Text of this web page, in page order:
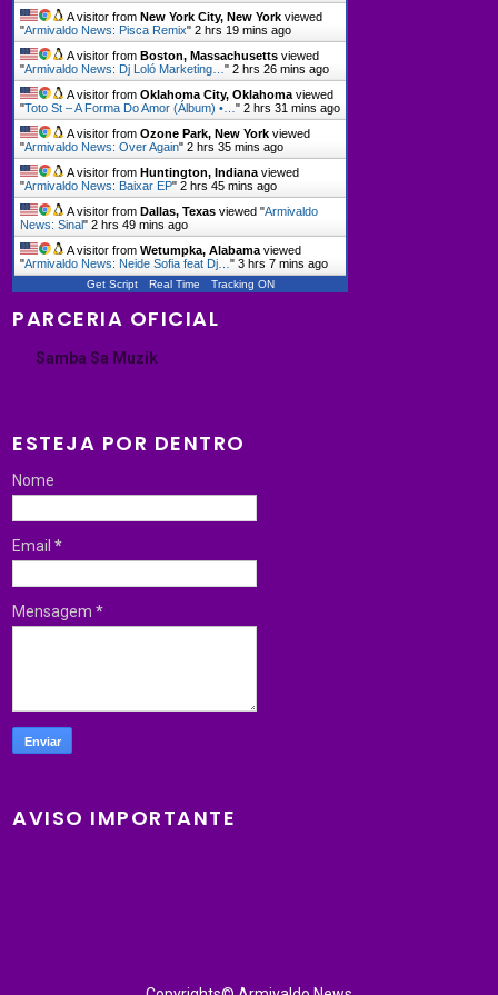
A visitor fromNew York City, New York viewed
"Armivaldo News: Pisca Remix"2 hrs 19 mins ago
A visitor fromBoston, Massachusetts viewed
"Armivaldo News: Dj Loló Marketing…"2 hrs 26 mins ago
A visitor fromOklahoma City, Oklahoma viewed
"Toto St – A Forma Do Amor (Álbum) •…"2 hrs 31 mins ago
A visitor fromOzone Park, New York viewed
"Armivaldo News: Over Again"2 hrs 35 mins ago
A visitor fromHuntington, Indiana viewed
"Armivaldo News: Baixar EP"2 hrs 45 mins ago
A visitor fromDallas, Texas viewed "Armivaldo
News: Sinal"2 hrs 49 mins ago
A visitor fromWetumpka, Alabama viewed
"Armivaldo News: Neide Sofia feat Dj…"3 hrs 7 mins ago
Get Script Real Time Tracking ON
PARCERIA OFICIAL
Samba Sa Muzik
ESTEJA POR DENTRO
Nome
Email*
Mensagem*
AVISO IMPORTANTE